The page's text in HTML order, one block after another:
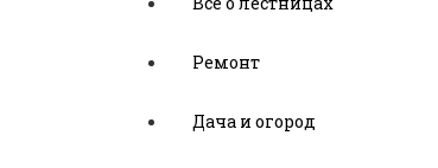
Ремонт
Дача и огород